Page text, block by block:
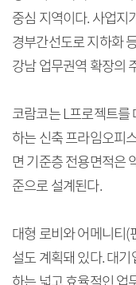
중심 지역이다. 사업지
경부간선도로 지하화
강남 업무권역 확장의
코람코는 L프로젝트를
하는 신축 프라임오피
면 기준층 전용면적은
준으로 설계된다.
대형 로비와 어메니티(
설도 계획돼 있다. 대